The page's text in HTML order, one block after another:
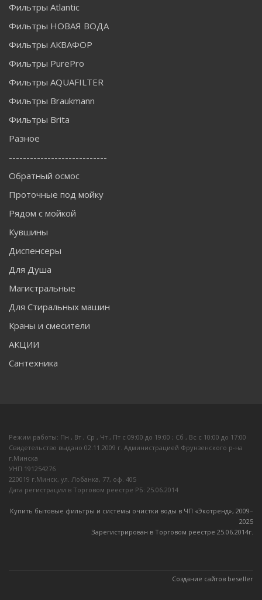
Фильтры Atlantic
Фильтры НОВАЯ ВОДА
Фильтры АКВАФОР
Фильтры PurePro
Фильтры AQUAFILTER
Фильтры Braukmann
Фильтры Brita
Разное
----------------------------
Обратный осмос
Проточные под мойку
Рядом с мойкой
Кувшины
Диспенсеры
Для Душа
Магистральные
Для Стиральных машин
Краны и смесители
АКЦИИ
Сантехника
Режим работы: Пн , Вт , Ср , Чт , Пт c 09:00 до 19:00 ; Сб , Вс c 10:00 до 17:00
Свидетельство выдано 02.11.2009 г. Администрацией Фрунзенского р-на
г.Минска
УНП 191254276
220019 г.Минск, ул. Лобанка, 77, оф. 405
Дата регистрации в Торговом реестре РБ: 25.06.2014
Купить бытовые фильтры и системы очистки воды в ЧП «Экотренд», 2009–
2025
Зарегистрирован в Торговом реестре 25.06.2014г.
Создание сайтов beseller